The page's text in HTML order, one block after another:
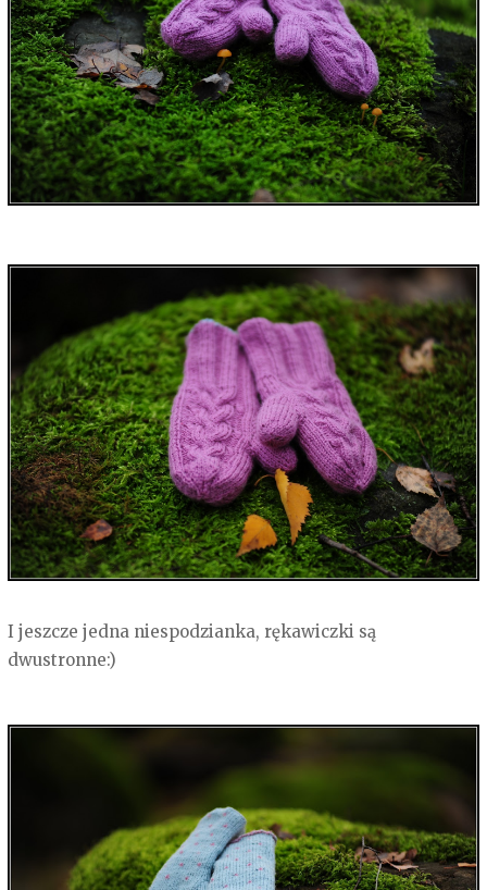
I jeszcze jedna niespodzianka, rękawiczki są
dwustronne:)